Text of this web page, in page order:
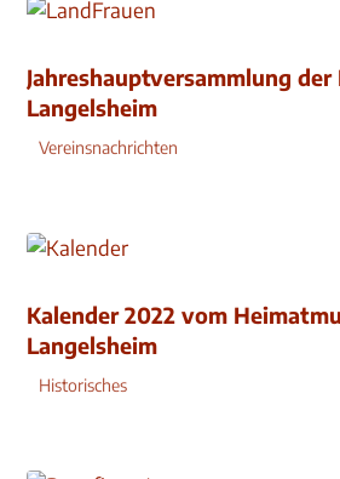
Jahreshauptversammlung der
Langelsheim
Vereinsnachrichten
Kalender 2022 vom
Langelsheim
Historisches